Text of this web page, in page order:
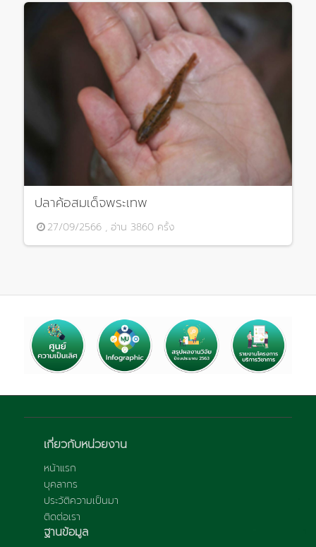
ปลาค้อสมเด็จพระเทพ
27/09/2566 , อ่าน 3860 ครั้ง
เกี่ยวกับหน่วยงาน
หน้าแรก
บุคลากร
ประวัติความเป็นมา
ติดต่อเรา
ฐานข้อมูล